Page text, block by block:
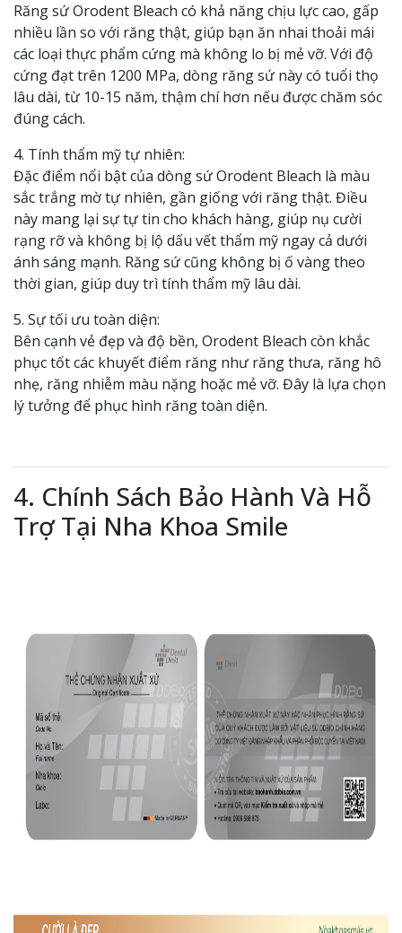
Răng sứ Orodent Bleach có khả năng chịu lực cao, gấp
nhiều lần so với răng thật, giúp bạn ăn nhai thoải mái
các loại thực phẩm cứng mà không lo bị mẻ vỡ. Với độ
cứng đạt trên 1200 MPa, dòng răng sứ này có tuổi thọ
lâu dài, từ 10-15 năm, thậm chí hơn nếu được chăm sóc
đúng cách.
4. Tính thẩm mỹ tự nhiên:
Đặc điểm nổi bật của dòng sứ Orodent Bleach là màu
sắc trắng mờ tự nhiên, gần giống với răng thật. Điều
này mang lại sự tự tin cho khách hàng, giúp nụ cười
rạng rỡ và không bị lộ dấu vết thẩm mỹ ngay cả dưới
ánh sáng mạnh. Răng sứ cũng không bị ố vàng theo
thời gian, giúp duy trì tính thẩm mỹ lâu dài.
5. Sự tối ưu toàn diện:
Bên cạnh vẻ đẹp và độ bền, Orodent Bleach còn khắc
phục tốt các khuyết điểm răng như răng thưa, răng hô
nhẹ, răng nhiễm màu nặng hoặc mẻ vỡ. Đây là lựa chọn
lý tưởng để phục hình răng toàn diện.
4. Chính Sách Bảo Hành Và Hỗ
Trợ Tại Nha Khoa Smile